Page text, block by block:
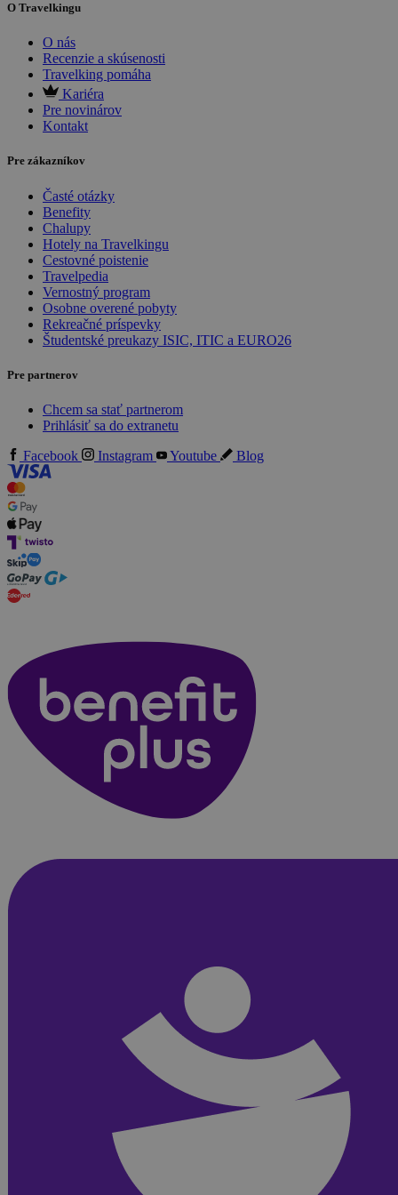
O Travelkingu
O nás
Recenzie a skúsenosti
Travelking pomáha
Kariéra
Pre novinárov
Kontakt
Pre zákazníkov
Časté otázky
Benefity
Chalupy
Hotely na Travelkingu
Cestovné poistenie
Travelpedia
Vernostný program
Osobne overené pobyty
Rekreačné príspevky
Študentské preukazy ISIC, ITIC a EURO26
Pre partnerov
Chcem sa stať partnerom
Prihlásiť sa do extranetu
Facebook
Instagram Youtube Blog